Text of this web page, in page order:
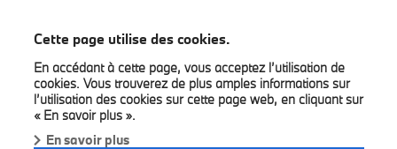
Cette page utilise des cookies.
En accédant à cette page, vous acceptez l’utilisation de
cookies. Vous trouverez de plus amples informations sur
l’utilisation des cookies sur cette page web, en cliquant sur
« En savoir plus ».
En savoir plus